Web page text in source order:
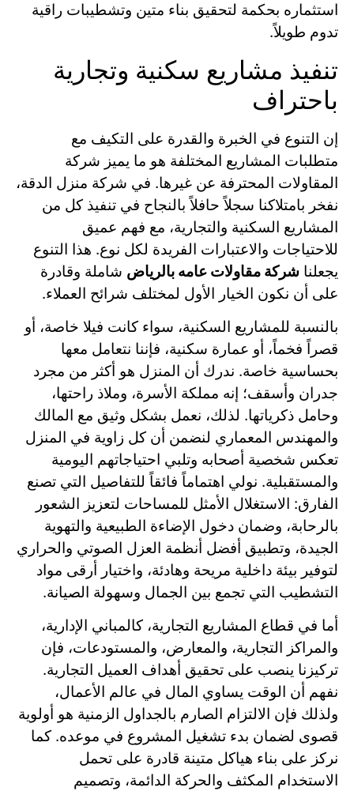
استثماره بحكمة لتحقيق بناء متين وتشطيبات راقية
تدوم طويلاً.
تنفيذ مشاريع سكنية وتجارية
باحتراف
إن التنوع في الخبرة والقدرة على التكيف مع
متطلبات المشاريع المختلفة هو ما يميز شركة
المقاولات المحترفة عن غيرها. في شركة منزل الدقة،
نفخر بامتلاكنا سجلاً حافلاً بالنجاح في تنفيذ كل من
المشاريع السكنية والتجارية، مع فهم عميق
للاحتياجات والاعتبارات الفريدة لكل نوع. هذا التنوع
يجعلنا شركة مقاولات عامه بالرياض شاملة وقادرة
على أن نكون الخيار الأول لمختلف شرائح العملاء.
بالنسبة للمشاريع السكنية، سواء كانت فيلا خاصة، أو
قصراً فخماً، أو عمارة سكنية، فإننا نتعامل معها
بحساسية خاصة. ندرك أن المنزل هو أكثر من مجرد
جدران وأسقف؛ إنه مملكة الأسرة، وملاذ راحتها،
وحامل ذكرياتها. لذلك، نعمل بشكل وثيق مع المالك
والمهندس المعماري لنضمن أن كل زاوية في المنزل
تعكس شخصية أصحابه وتلبي احتياجاتهم اليومية
والمستقبلية. نولي اهتماماً فائقاً للتفاصيل التي تصنع
الفارق: الاستغلال الأمثل للمساحات لتعزيز الشعور
بالرحابة، وضمان دخول الإضاءة الطبيعية والتهوية
الجيدة، وتطبيق أفضل أنظمة العزل الصوتي والحراري
لتوفير بيئة داخلية مريحة وهادئة، واختيار أرقى مواد
التشطيب التي تجمع بين الجمال وسهولة الصيانة.
أما في قطاع المشاريع التجارية، كالمباني الإدارية،
والمراكز التجارية، والمعارض، والمستودعات، فإن
تركيزنا ينصب على تحقيق أهداف العميل التجارية.
نفهم أن الوقت يساوي المال في عالم الأعمال،
ولذلك فإن الالتزام الصارم بالجداول الزمنية هو أولوية
قصوى لضمان بدء تشغيل المشروع في موعده. كما
نركز على بناء هياكل متينة قادرة على تحمل
الاستخدام المكثف والحركة الدائمة، وتصميم